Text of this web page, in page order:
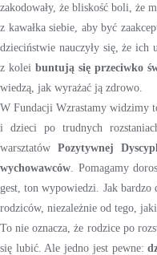
zakodowały, że bliskość boli, że
z kawałka siebie, aby być
dzieciństwie nauczyły się, że ich
z kolei buntują się przeciwko
wiedzą, jak wyrażać ją zdrowo.
W Fundacji Wzrastamy widzimy
i dzieci po trudnych
warsztatów Pozytywnej
wychowawców. Pomagamy
gest, ton wypowiedzi. Jak bardzo
rodziców, niezależnie od tego,
To nie oznacza, że rodzice po
się lubić. Ale jedno jest pewne: